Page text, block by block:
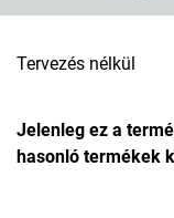
Tervezés nélkül
Jelenleg ez a
hasonló termékek